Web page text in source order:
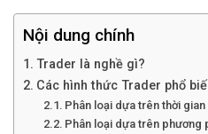
Nội dung chính
Trader là nghề gì?
Các hình thức Trader phổ
Phân loại dựa trên thời
Phân loại dựa trên phương